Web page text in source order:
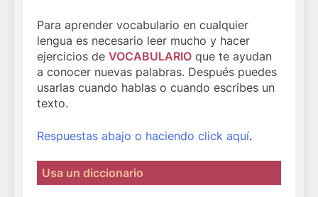
Para aprender vocabulario en cualquier
lengua es necesario leer mucho y hacer
ejercicios de VOCABULARIO que te ayudan
a conocer nuevas palabras. Después puedes
usarlas cuando hablas o cuando escribes un
texto.
Respuestas abajo o haciendo click aquí.
Usa un diccionario